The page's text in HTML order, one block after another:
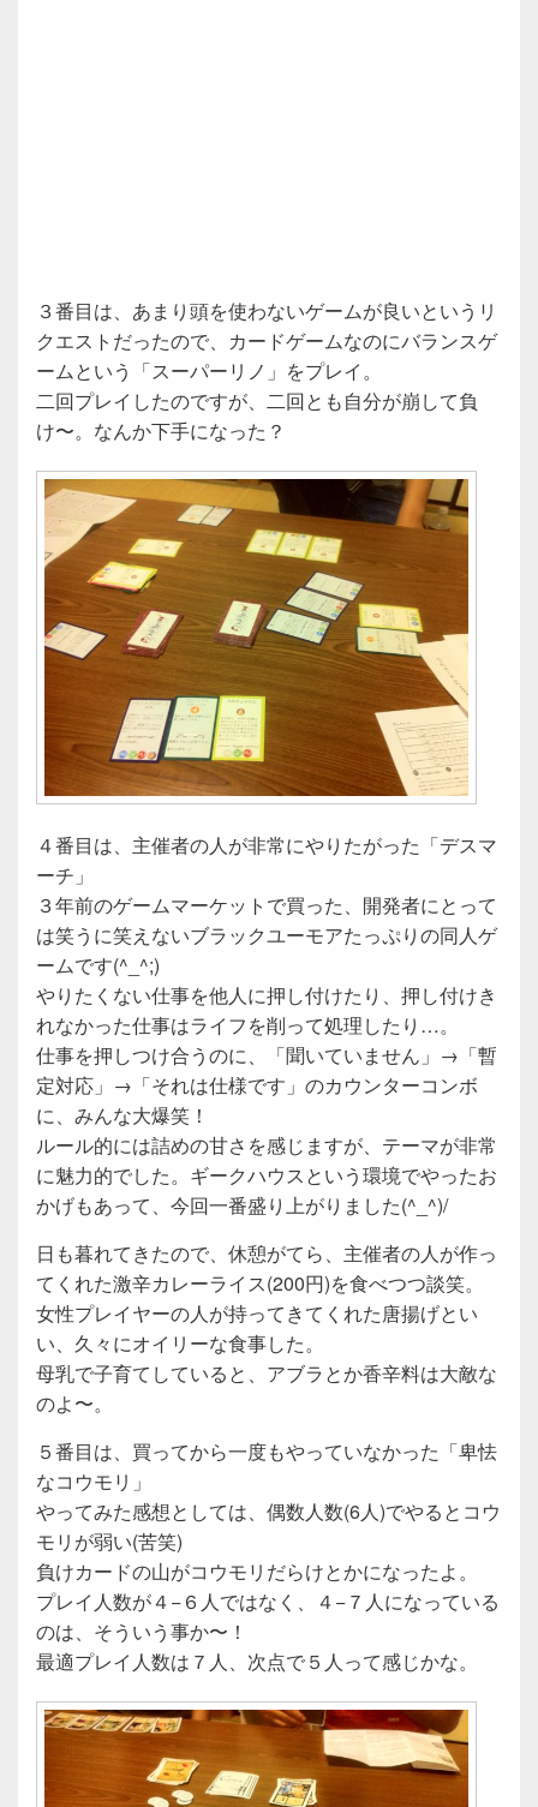
３番目は、あまり頭を使わないゲームが良いというリ
クエストだったので、カードゲームなのにバランスゲ
ームという「スーパーリノ」をプレイ。
二回プレイしたのですが、二回とも自分が崩して負
け〜。なんか下手になった？
４番目は、主催者の人が非常にやりたがった「デスマ
ーチ」
３年前のゲームマーケットで買った、開発者にとって
は笑うに笑えないブラックユーモアたっぷりの同人ゲ
ームです(^_^;)
やりたくない仕事を他人に押し付けたり、押し付けき
れなかった仕事はライフを削って処理したり…。
仕事を押しつけ合うのに、「聞いていません」→「暫
定対応」→「それは仕様です」のカウンターコンボ
に、みんな大爆笑！
ルール的には詰めの甘さを感じますが、テーマが非常
に魅力的でした。ギークハウスという環境でやったお
かげもあって、今回一番盛り上がりました(^_^)/
日も暮れてきたので、休憩がてら、主催者の人が作っ
てくれた激辛カレーライス(200円)を食べつつ談笑。
女性プレイヤーの人が持ってきてくれた唐揚げとい
い、久々にオイリーな食事した。
母乳で子育てしていると、アブラとか香辛料は大敵な
のよ〜。
５番目は、買ってから一度もやっていなかった「卑怯
なコウモリ」
やってみた感想としては、偶数人数(6人)でやるとコウ
モリが弱い(苦笑)
負けカードの山がコウモリだらけとかになったよ。
プレイ人数が４−６人ではなく、４−７人になっている
のは、そういう事か〜！
最適プレイ人数は７人、次点で５人って感じかな。